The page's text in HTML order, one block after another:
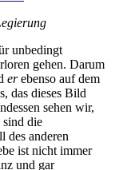
unbedingt
gehen. Darum
erebenso auf dem
das dieses Bild
sehen wir,
sind die
des anderen
ist nicht immer
und gar